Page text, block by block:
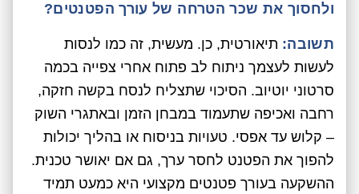
ולחסוך את שכר הטרחה של עורך הפטנטים?
תשובה: תיאורטית, כן. מעשית, זה כמו לנסות
לעשות לעצמך ניתוח לב פתוח אחרי צפייה בכמה
סרטוני יוטיוב. הסיכוי שתצליח לנסח בקשה חזקה,
רחבה ואכיפה שתעמוד במבחן הזמן ובאתגרי השוק
– קלוש עד אפסי. טעויות בניסוח או בהליך יכולות
להפוך את הפטנט לחסר ערך, גם אם יאושר טכנית.
ההשקעה בעורך פטנטים מקצועי היא כמעט תמיד